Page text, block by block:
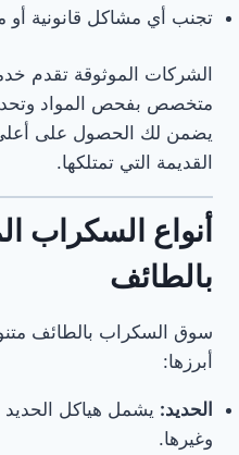
تجنب أي مشاكل قانونية أو
الشركات الموثوقة تقدم
متخصص بفحص المواد
يضمن لك الحصول على أعلى
القديمة التي تمتلكها.
أنواع السكراب
بالطائف
سوق السكراب بالطائف
أبرزها:
الحديد: يشمل هياكل الحديد
وغيرها.